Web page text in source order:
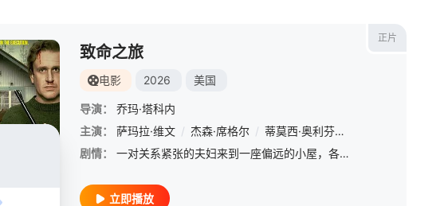
伊尔 凯拉·拉多姆斯基 / 基思·雅各 / 丹妮西娅·萨马尔 / 尼科莱·金斯基
正片
致命之旅
电影 2026 美国
导演：
乔玛·塔科内
主演：
萨玛拉·维文 / 杰森·席格尔 / 蒂莫西·奥利芬特
剧情：
一对关系紧张的夫妇来到一座偏远的小屋，各自暗藏谋害对方的企图。在寂静的荒野中，一场惊心动魄的对决即将上演。
立即播放